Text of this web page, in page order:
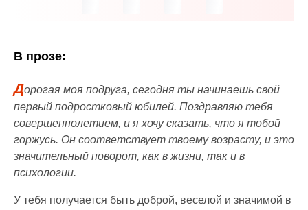
В прозе:
Дорогая моя подруга, сегодня ты начинаешь свой
первый подростковый юбилей. Поздравляю тебя
совершеннолетием, и я хочу сказать, что я тобой
горжусь. Он соответствует твоему возрасту, и это
значительный поворот, как в жизни, так и в
психологии.
У тебя получается быть доброй, веселой и значимой в